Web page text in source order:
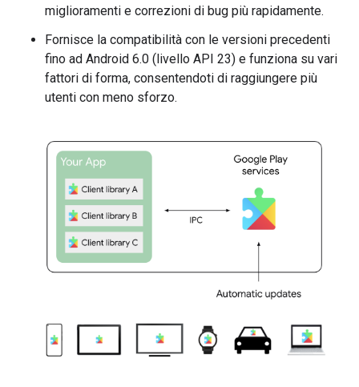
miglioramenti e correzioni di bug più rapidamente.
Fornisce la compatibilità con le versioni precedenti
fino ad Android 6.0 (livello API 23) e funziona su vari
fattori di forma, consentendoti di raggiungere più
utenti con meno sforzo.